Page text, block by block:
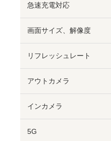
急速充電対応
画面サイズ、解像度
リフレッシュレート
アウトカメラ
インカメラ
5G